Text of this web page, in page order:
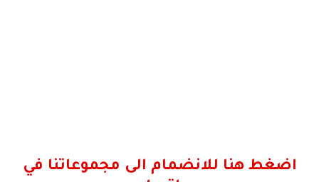
اضغط هنا للانضمام الى مجموعاتنا في